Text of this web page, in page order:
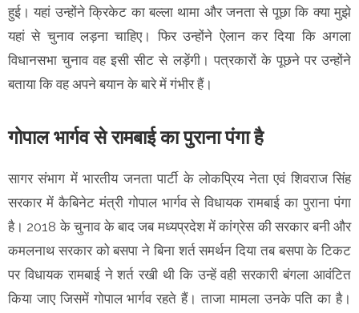
हुई। यहां उन्होंने क्रिकेट का बल्ला थामा और जनता से पूछा कि क्या मुझे
यहां से चुनाव लड़ना चाहिए। फिर उन्होंने ऐलान कर दिया कि अगला
विधानसभा चुनाव वह इसी सीट से लड़ेंगी। पत्रकारों के पूछने पर उन्होंने
बताया कि वह अपने बयान के बारे में गंभीर हैं।
गोपाल भार्गव से रामबाई का पुराना पंगा है
सागर संभाग में भारतीय जनता पार्टी के लोकप्रिय नेता एवं शिवराज सिंह
सरकार में कैबिनेट मंत्री गोपाल भार्गव से विधायक रामबाई का पुराना पंगा
है। 2018 के चुनाव के बाद जब मध्यप्रदेश में कांग्रेस की सरकार बनी और
कमलनाथ सरकार को बसपा ने बिना शर्त समर्थन दिया तब बसपा के टिकट
पर विधायक रामबाई ने शर्त रखी थी कि उन्हें वही सरकारी बंगला आवंटित
किया जाए जिसमें गोपाल भार्गव रहते हैं। ताजा मामला उनके पति का है।